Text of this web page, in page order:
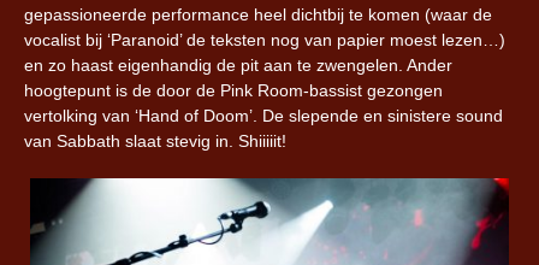
gepassioneerde performance heel dichtbij te komen (waar de
vocalist bij ‘Paranoid’ de teksten nog van papier moest lezen…)
en zo haast eigenhandig de pit aan te zwengelen. Ander
hoogtepunt is de door de Pink Room-bassist gezongen
vertolking van ‘Hand of Doom’. De slepende en sinistere sound
van Sabbath slaat stevig in. Shiiiiit!